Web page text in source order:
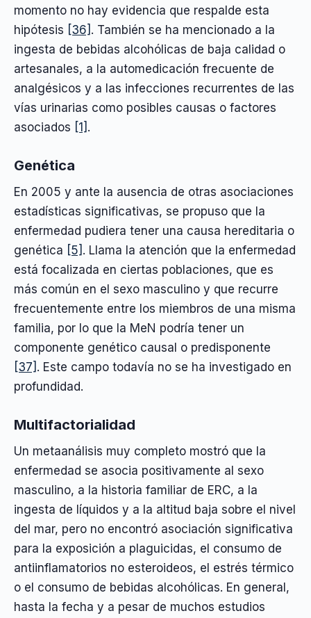
momento no hay evidencia que respalde esta
hipótesis [36] . También se ha mencionado a la
ingesta de bebidas alcohólicas de baja calidad o
artesanales, a la automedicación frecuente de
analgésicos y a las infecciones recurrentes de las
vías urinarias como posibles causas o factores
asociados [1] .
Genética
En 2005 y ante la ausencia de otras asociaciones
estadísticas significativas, se propuso que la
enfermedad pudiera tener una causa hereditaria o
genética [5] . Llama la atención que la enfermedad
está focalizada en ciertas poblaciones, que es
más común en el sexo masculino y que recurre
frecuentemente entre los miembros de una misma
familia, por lo que la MeN podría tener un
componente genético causal o predisponente
[37] . Este campo todavía no se ha investigado en
profundidad.
Multifactorialidad
Un metaanálisis muy completo mostró que la
enfermedad se asocia positivamente al sexo
masculino, a la historia familiar de ERC, a la
ingesta de líquidos y a la altitud baja sobre el nivel
del mar, pero no encontró asociación significativa
para la exposición a plaguicidas, el consumo de
antiinflamatorios no esteroideos, el estrés térmico
o el consumo de bebidas alcohólicas. En general,
hasta la fecha y a pesar de muchos estudios